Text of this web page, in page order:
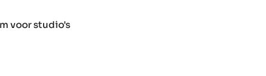
voor studio's